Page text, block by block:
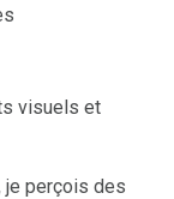
visuels et
je perçois des